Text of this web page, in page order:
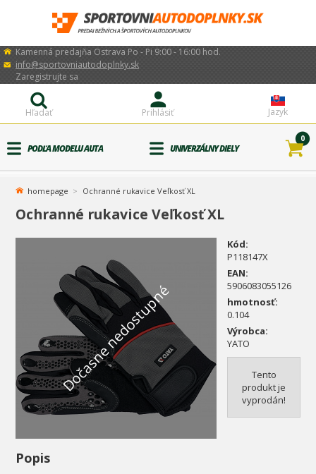
Kamenná predajňa Ostrava Po - Pi 9:00 - 16:00 hod.
info@sportovniautodoplnky.sk
Jazyk
Prihlásiť
Zaregistrujte sa
Hľadať
PODĽA MODELU AUTA UNIVERZÁLNY DIELY
0
homepage Ochranné rukavice Veľkosť XL
Ochranné rukavice Veľkosť XL
Dočasne nedostupné
Kód:
P118147X
EAN:
5906083055126
hmotnosť:
0.104
Výrobca:
YATO
Tento
produkt je
vyprodán!
Popis